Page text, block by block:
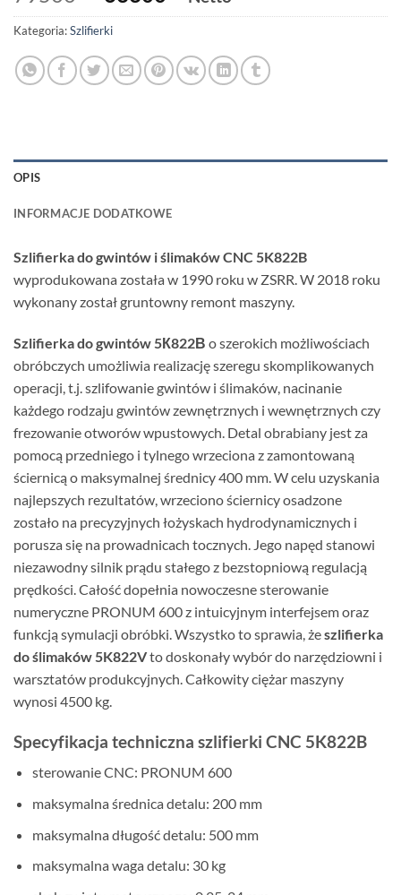
cena
wynosiła:
79500 zł.
cena
63300 zł.
Kategoria:Szlifierki
OPIS
INFORMACJE DODATKOWE
Szlifierka do gwintów i ślimaków CNC 5K822B
wyprodukowana została w 1990 roku w ZSRR. W 2018 roku
wykonany został gruntowny remont maszyny.
Szlifierka do gwintów 5К822В o szerokich możliwościach
obróbczych umożliwia realizację szeregu skomplikowanych
operacji, t.j. szlifowanie gwintów i ślimaków, nacinanie
każdego rodzaju gwintów zewnętrznych i wewnętrznych czy
frezowanie otworów wpustowych. Detal obrabiany jest za
pomocą przedniego i tylnego wrzeciona z zamontowaną
ściernicą o maksymalnej średnicy 400 mm. W celu uzyskania
najlepszych rezultatów, wrzeciono ściernicy osadzone
zostało na precyzyjnych łożyskach hydrodynamicznych i
porusza się na prowadnicach tocznych. Jego napęd stanowi
niezawodny silnik prądu stałego z bezstopniową regulacją
prędkości. Całość dopełnia nowoczesne sterowanie
numeryczne PRONUM 600 z intuicyjnym interfejsem oraz
funkcją symulacji obróbki. Wszystko to sprawia, żeszlifierka
do ślimaków 5K822Vto doskonały wybór do narzędziowni i
warsztatów produkcyjnych. Całkowity ciężar maszyny
wynosi 4500 kg.
Specyfikacja techniczna szlifierki CNC 5K822B
sterowanie CNC: PRONUM 600
maksymalna średnica detalu: 200 mm
maksymalna długość detalu: 500 mm
maksymalna waga detalu: 30 kg